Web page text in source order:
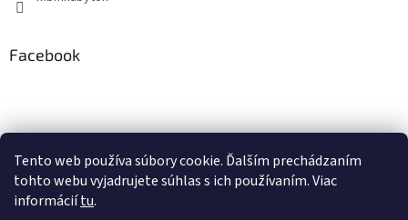
Tento web používa súbory cookie. Ďalším prechádzaním
tohto webu vyjadrujete súhlas s ich používaním. Viac
informáciítu.
Facebook
0KS / €0